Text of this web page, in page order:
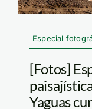
Especial
[Fotos]
Yaguas